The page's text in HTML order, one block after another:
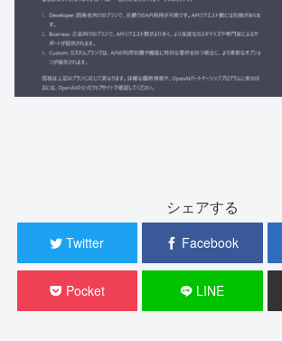
シェアする
Twitter Facebook
Pocket LINE